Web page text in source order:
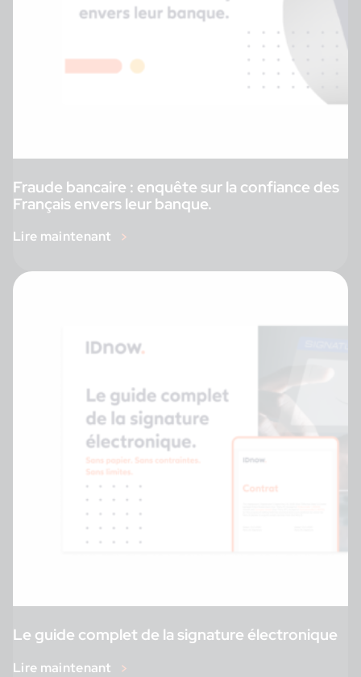
Fraude bancaire : enquête sur la confiance des
Français envers leur banque.
Lire maintenant
Le guide complet de la signature électronique
Lire maintenant